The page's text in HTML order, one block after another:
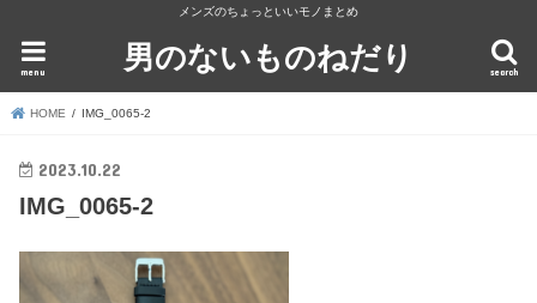
メンズのちょっといいモノまとめ
男のないものねだり search
menu
HOME IMG_0065-2
2023.10.22
IMG_0065-2